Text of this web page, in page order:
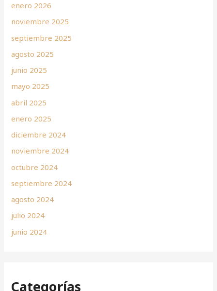
enero 2026
noviembre 2025
septiembre 2025
agosto 2025
junio 2025
mayo 2025
abril 2025
enero 2025
diciembre 2024
noviembre 2024
octubre 2024
septiembre 2024
agosto 2024
julio 2024
junio 2024
Categorías